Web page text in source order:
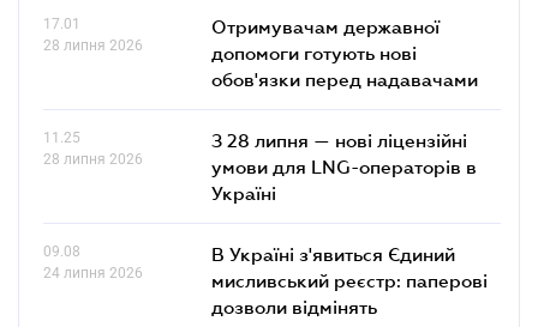
17.01
28 липня 2026
Отримувачам державної
допомоги готують нові
обов'язки перед надавачами
11.25
28 липня 2026
З 28 липня — нові ліцензійні
умови для LNG-операторів в
Україні
09.08
24 липня 2026
В Україні з'явиться Єдиний
мисливський реєстр: паперові
дозволи відмінять